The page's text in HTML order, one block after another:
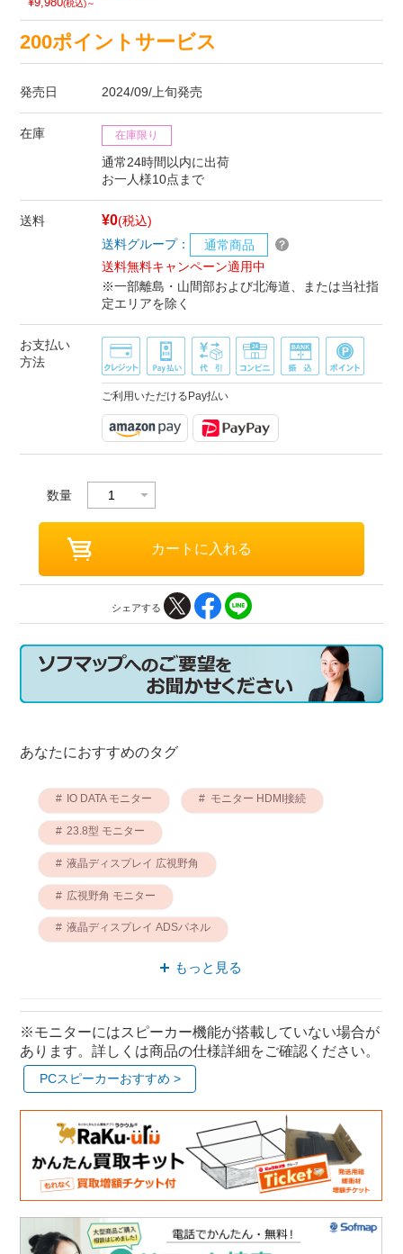
(税込)～
200ポイントサービス
発売日 2024/09/上旬発売
在庫 在庫限り
通常24時間以内に出荷
お一人様10点まで
送料 ¥0(税込)
送料グループ：
通常商品
送料無料キャンペーン適用中
※一部離島・山間部および北海道、または当社指
定エリアを除く
お支払い
方法
ご利用いただけるPay払い
数量
シェアする
あなたにおすすめのタグ
IO DATA モニター モニター HDMI接続
23.8型 モニター
液晶ディスプレイ 広視野角
広視野角 モニター
液晶ディスプレイ ADSパネル
モニター ADSパネル
もっと見る
※モニターにはスピーカー機能が搭載していない場合が
あります。詳しくは商品の仕様詳細をご確認ください。
PCスピーカーおすすめ >